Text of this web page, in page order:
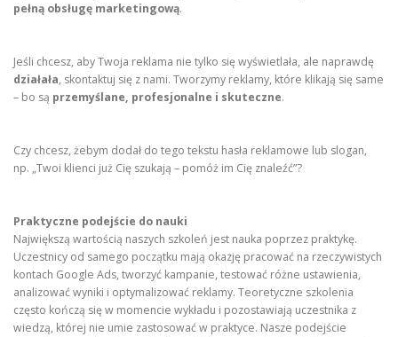
pełną obsługę marketingową.
Jeśli chcesz, aby Twoja reklama nie tylko się wyświetlała, ale naprawdę
działała, skontaktuj się z nami. Tworzymy reklamy, które klikają się same
– bo są przemyślane, profesjonalne i skuteczne.
Czy chcesz, żebym dodał do tego tekstu hasła reklamowe lub slogan,
np. „Twoi klienci już Cię szukają – pomóż im Cię znaleźć”?
Praktyczne podejście do nauki
Największą wartością naszych szkoleń jest nauka poprzez praktykę.
Uczestnicy od samego początku mają okazję pracować na rzeczywistych
kontach Google Ads, tworzyć kampanie, testować różne ustawienia,
analizować wyniki i optymalizować reklamy. Teoretyczne szkolenia
często kończą się w momencie wykładu i pozostawiają uczestnika z
wiedzą, której nie umie zastosować w praktyce. Nasze podejście